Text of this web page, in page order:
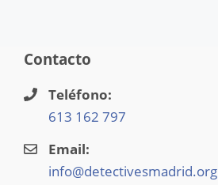
Contacto
Teléfono:
613 162 797
Email:
info@detectivesmadrid.org